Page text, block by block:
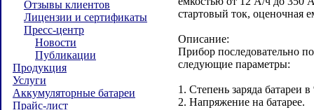
Отзывы клиентов
Лицензии и сертификаты
Пресс-центр
Новости
Публикации
Продукция
Услуги
Аккумуляторные батареи
Прайс-лист
стартовый ток, оценочная
Описание:
Прибор последовательно
следующие параметры:
1. Степень заряда батареи в
2. Напряжение на батарее.